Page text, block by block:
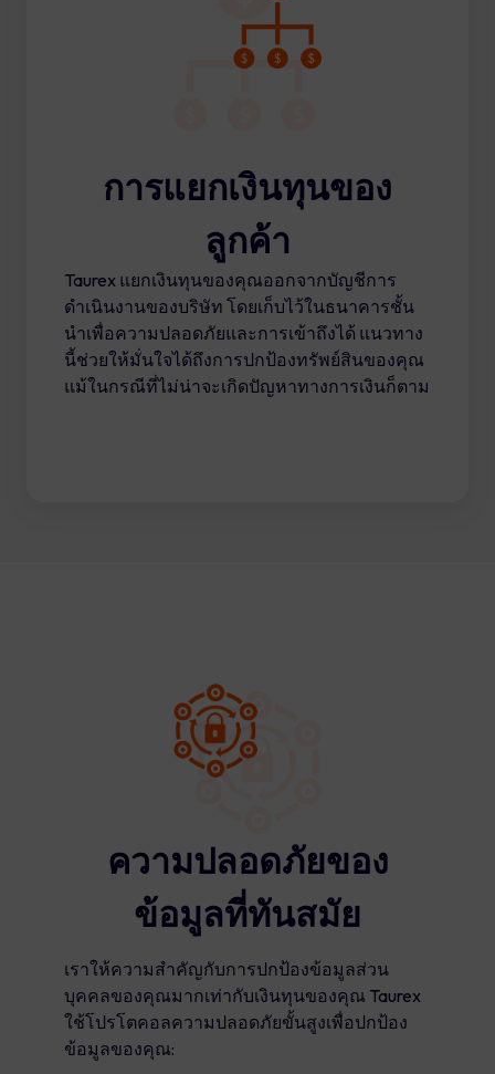
การแยกเงินทุนของ
ลูกค้า
Taurex แยกเงินทุนของคุณออกจากบัญชีการ
ดำเนินงานของบริษัท โดยเก็บไว้ในธนาคารชั้น
นำเพื่อความปลอดภัยและการเข้าถึงได้ แนวทาง
นี้ช่วยให้มั่นใจได้ถึงการปกป้องทรัพย์สินของคุณ
แม้ในกรณีที่ไม่น่าจะเกิดปัญหาทางการเงินก็ตาม
ความปลอดภัยของ
ข้อมูลที่ทันสมัย
เราให้ความสำคัญกับการปกป้องข้อมูลส่วน
บุคคลของคุณมากเท่ากับเงินทุนของคุณ Taurex
ใช้โปรโตคอลความปลอดภัยขั้นสูงเพื่อปกป้อง
ข้อมูลของคุณ: